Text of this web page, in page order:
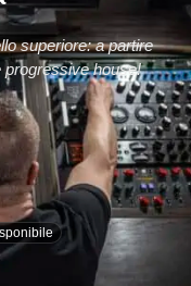
superiore: a partire
progressive house!